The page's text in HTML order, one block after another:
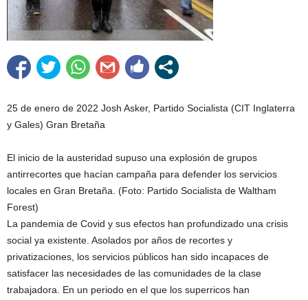
25 de enero de 2022 Josh Asker, Partido Socialista (CIT Inglaterra
y Gales) Gran Bretaña
El inicio de la austeridad supuso una explosión de grupos
antirrecortes que hacían campaña para defender los servicios
locales en Gran Bretaña. (Foto: Partido Socialista de Waltham
Forest)
La pandemia de Covid y sus efectos han profundizado una crisis
social ya existente. Asolados por años de recortes y
privatizaciones, los servicios públicos han sido incapaces de
satisfacer las necesidades de las comunidades de la clase
trabajadora. En un periodo en el que los superricos han